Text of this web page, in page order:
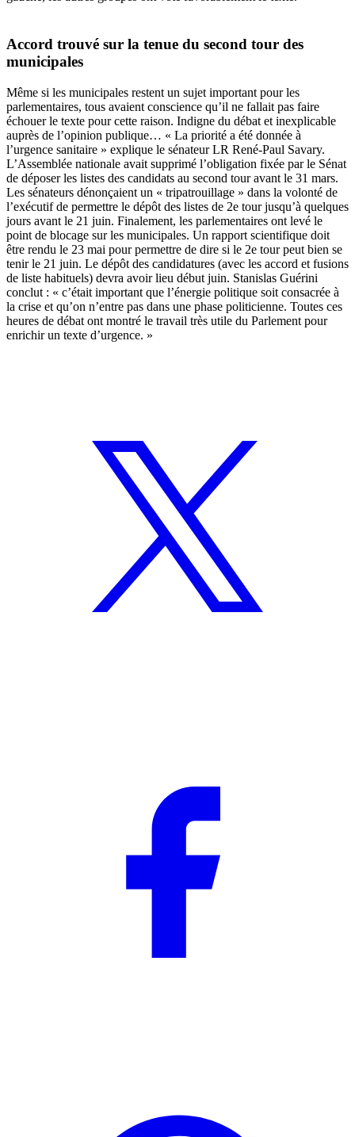
Accord trouvé sur la tenue du second tour des
municipales
Même si les municipales restent un sujet important pour les
parlementaires, tous avaient conscience qu’il ne fallait pas faire
échouer le texte pour cette raison. Indigne du débat et inexplicable
auprès de l’opinion publique… « La priorité a été donnée à
l’urgence sanitaire » explique le sénateur LR René-Paul Savary.
L’Assemblée nationale avait supprimé l’obligation fixée par le Sénat
de déposer les listes des candidats au second tour avant le 31 mars.
Les sénateurs dénonçaient un « tripatrouillage » dans la volonté de
l’exécutif de permettre le dépôt des listes de 2e tour jusqu’à quelques
jours avant le 21 juin. Finalement, les parlementaires ont levé le
point de blocage sur les municipales. Un rapport scientifique doit
être rendu le 23 mai pour permettre de dire si le 2e tour peut bien se
tenir le 21 juin. Le dépôt des candidatures (avec les accord et fusions
de liste habituels) devra avoir lieu début juin. Stanislas Guérini
conclut : « c’était important que l’énergie politique soit consacrée à
la crise et qu’on n’entre pas dans une phase politicienne. Toutes ces
heures de débat ont montré le travail très utile du Parlement pour
enrichir un texte d’urgence. »